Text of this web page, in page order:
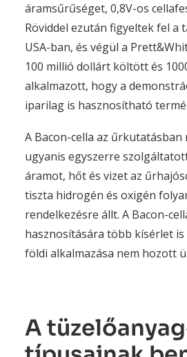
áramsűrűséget, 0,8V-os
Röviddel ezután figyeltek fel a
USA-ban, és végül a
100 millió dollárt költött és
alkalmazott, hogy a
iparilag is hasznosítható
A Bacon-cella az űrkutatásban
ugyanis egyszerre
áramot, hőt és vizet az
tiszta hidrogén és oxigén
rendelkezésre állt. A Bacon-
hasznosítására több kísérlet
földi alkalmazása nem hozott
A